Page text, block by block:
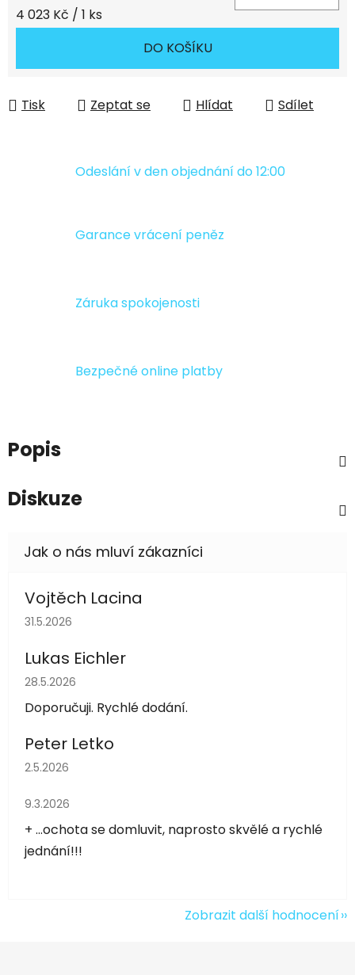
Měrná cena:
4 023 Kč / 1 ks
DO KOŠÍKU
Tisk Zeptat se Hlídat Sdílet
Odeslání v den objednání do 12:00
Garance vrácení peněz
Záruka spokojenosti
Bezpečné online platby
Popis
Diskuze
Vojtěch Lacina
Hodnocení obchodu je 5 z 5 hvězdiček.
31.5.2026
Lukas Eichler
Hodnocení obchodu je 5 z 5 hvězdiček.
28.5.2026
Doporučuji. Rychlé dodání.
Peter Letko
Hodnocení obchodu je 5 z 5 hvězdiček.
2.5.2026
Hodnocení obchodu je 5 z 5 hvězdiček.
9.3.2026
+ ...ochota se domluvit, naprosto skvělé a rychlé
jednání!!!
Zobrazit další hodnocení